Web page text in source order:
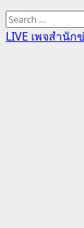
Search
for:
LIVE เพจสำนั